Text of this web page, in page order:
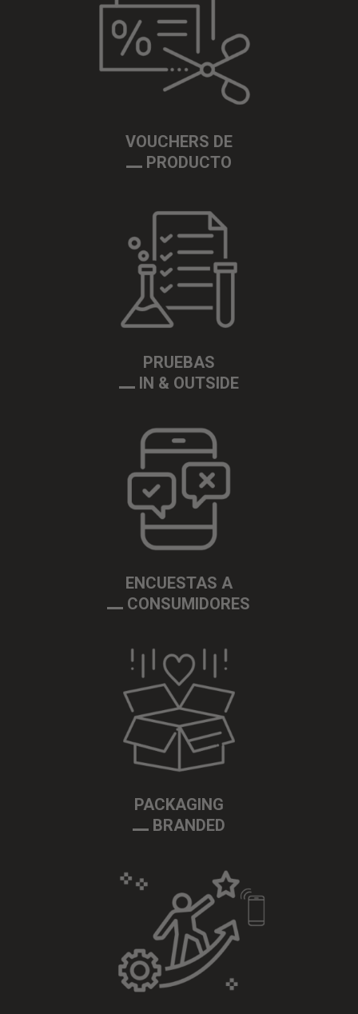
VOUCHERS DE
PRODUCTO
PRUEBAS
IN & OUTSIDE
ENCUESTAS A
CONSUMIDORES
PACKAGING
BRANDED